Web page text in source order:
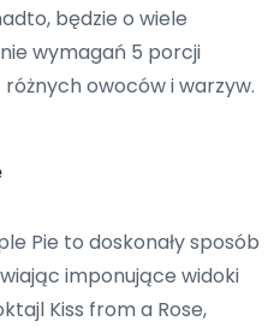
będzie o wiele
wymagań 5 porcji
owoców i warzyw.
Pie to doskonały sposób
imponujące widoki
Kiss from a Rose,